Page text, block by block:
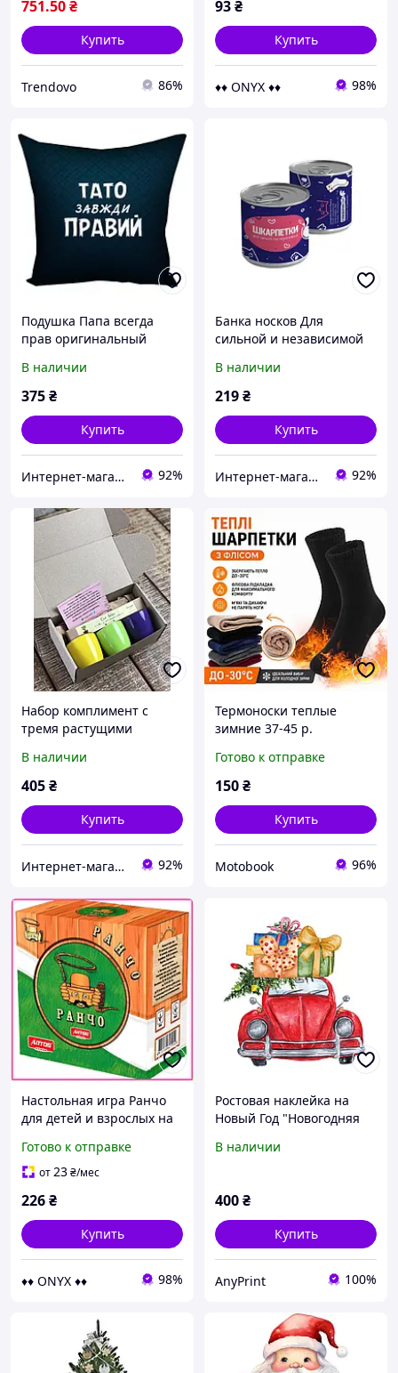
751.50₴
Купить
Trendovo 86%
93₴
Купить
♦♦ ONYX ♦♦ 98%
Подушка Папа всегда
прав оригинальный
В наличии
375₴
Купить
Интернет-магазин "Удиви Всех" 92%
Банка носков Для
сильной и независимой
В наличии
219₴
Купить
Интернет-магазин "Удиви Всех" 92%
Набор комплимент с
тремя растущими
В наличии
405₴
Купить
Интернет-магазин "Удиви Всех" 92%
Термоноски теплые
зимние 37-45 р.
флисе Черные
Готово к отправке
150₴
Купить
Motobook 96%
Настольная игра Ранчо
для детей и взрослых на
элементов в тубе
развивающий подарок
Готово к отправке
от23₴/мес
226₴
Купить
♦♦ ONYX ♦♦ 98%
Ростовая наклейка на
Новый Год "Новогодняя
см - без контурной
В наличии
400₴
Купить
AnyPrint 100%